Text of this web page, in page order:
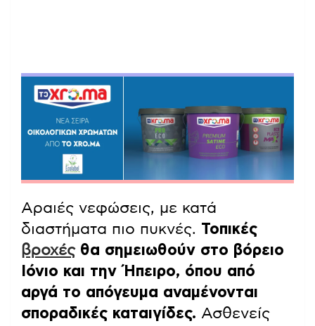
Αραιές νεφώσεις, με κατά
διαστήματα πιο πυκνές. Τοπικές
βροχέςθα σημειωθούν στο βόρειο
Ιόνιο και την Ήπειρο, όπου από
αργά το απόγευμα αναμένονται
σποραδικές καταιγίδες. Ασθενείς